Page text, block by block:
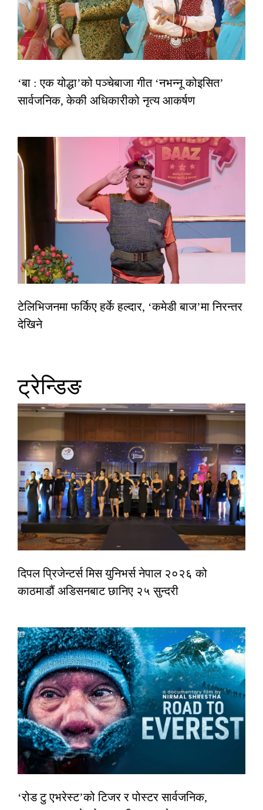
‘बा : एक योद्धा’को पञ्चेबाजा गीत ‘नभन्नू कोइसित’
सार्वजनिक, केकी अधिकारीको नृत्य आकर्षण
टेलिभिजनमा फर्किए हर्के हल्दार, ‘कमेडी बाज’मा निरन्तर
देखिने
ट्रेन्डिङ
दिपल प्रिजेन्टर्स मिस युनिभर्स नेपाल २०२६ को
काठमाडौं अडिसनबाट छानिए २५ सुन्दरी
‘रोड टु एभरेस्ट’को टिजर र पोस्टर सार्वजनिक,